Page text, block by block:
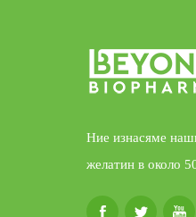
Ние изнасяме
желатин в около